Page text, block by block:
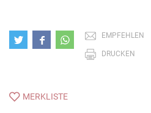
EMPFEHLEN
DRUCKEN
MERKLISTE